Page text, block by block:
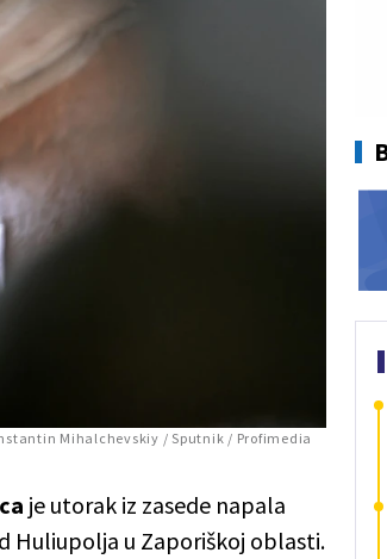
Mihalchevskiy / Sputnik / Profimedia
je utorak iz zasede napala
Huliupolja u Zaporiškoj oblasti.